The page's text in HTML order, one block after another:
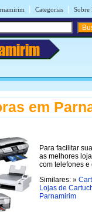
| Categorias | Sobre
em
Para facilitar
as melhores
com telefones e
Similares: »
Lojas de
Parnamirim